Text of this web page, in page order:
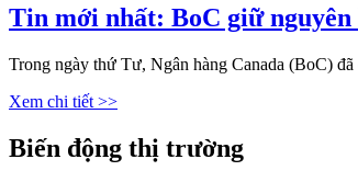
Tin mới nhất: BoC giữ
Trong ngày thứ Tư, Ngân hàng Canada (BoC)
Xem chi tiết >>
Biến động thị trường